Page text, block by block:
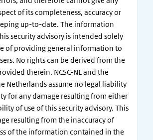
of its completeness, accuracy or
up-to-date. The information
security advisory is intended solely
of providing general information to
No rights can be derived from the
therein. NCSC-NL and the
Netherlands assume no legal liability
for any damage resulting from either
of use of this security advisory. This
resulting from the inaccuracy of
of the information contained in the